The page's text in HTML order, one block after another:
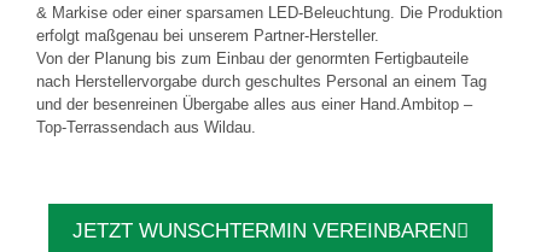
& Markise oder einer sparsamen LED-Beleuchtung. Die Produktion
erfolgt maßgenau bei unserem Partner-Hersteller.
Von der Planung bis zum Einbau der genormten Fertigbauteile
nach Herstellervorgabe durch geschultes Personal an einem Tag
und der besenreinen Übergabe alles aus einer Hand.Ambitop –
Top-Terrassendach aus Wildau.
JETZT WUNSCHTERMIN VEREINBAREN